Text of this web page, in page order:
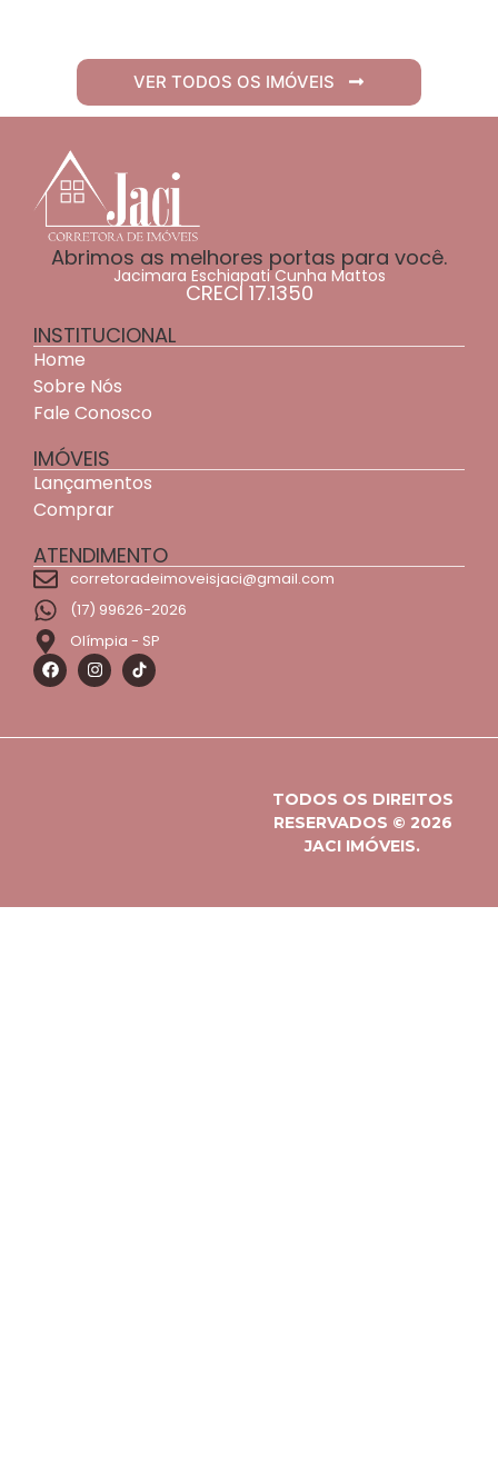
VER TODOS OS IMÓVEIS
Abrimos as melhores portas para você.
Jacimara Eschiapati Cunha Mattos
CRECI 17.1350
INSTITUCIONAL
Home
Sobre Nós
Fale Conosco
IMÓVEIS
Lançamentos
Comprar
ATENDIMENTO
corretoradeimoveisjaci@gmail.com
(17) 99626-2026
Olímpia - SP
TODOS OS DIREITOS
RESERVADOS © 2026
JACI IMÓVEIS.